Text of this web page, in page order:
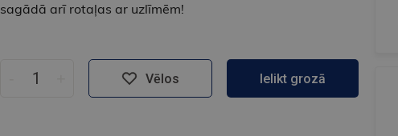
sagādā arī rotaļas ar uzlīmēm!
Vēlos Ielikt grozā